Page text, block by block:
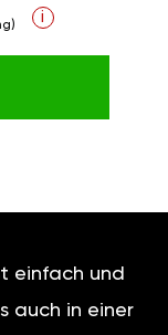
i
einfach und
auch in einer